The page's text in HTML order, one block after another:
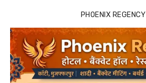
PHOENIX REGENCY